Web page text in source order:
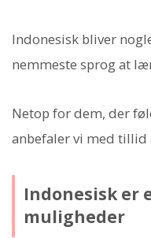
Indonesisk bliver
nemmeste sprog at
Netop for dem, der
anbefaler vi med
Indonesisk er
muligheder